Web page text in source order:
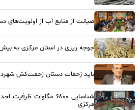
صیانت از منابع آب از اولویت‌های
جوجه ریزی در استان مرکزی به بیش از ۶ میلیون قطعه
باید زحمات دستان زحمت‌کش
شناسایی ۶۸۰۰ مگاوات
مرکزی